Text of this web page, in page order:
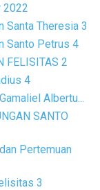
2022
Santa Theresia 3
Santo Petrus 4
FELISITAS 2
4
Albertu...
SANTO
Pertemuan
3